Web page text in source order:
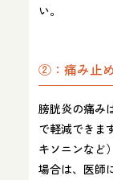
い。
②：痛み止
膀胱炎の痛み
で軽減できま
キソニンなど
場合は、医師